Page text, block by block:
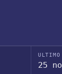
ULTIMO
25